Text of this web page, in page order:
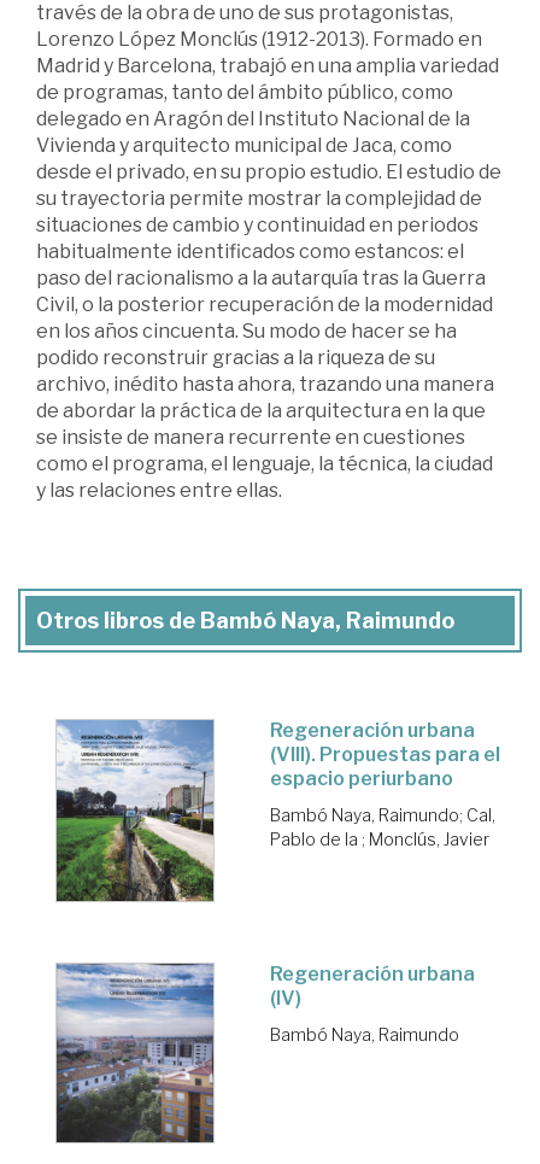
través de la obra de uno de sus protagonistas,
Lorenzo López Monclús (1912-2013). Formado en
Madrid y Barcelona, trabajó en una amplia variedad
de programas, tanto del ámbito público, como
delegado en Aragón del Instituto Nacional de la
Vivienda y arquitecto municipal de Jaca, como
desde el privado, en su propio estudio. El estudio de
su trayectoria permite mostrar la complejidad de
situaciones de cambio y continuidad en periodos
habitualmente identificados como estancos: el
paso del racionalismo a la autarquía tras la Guerra
Civil, o la posterior recuperación de la modernidad
en los años cincuenta. Su modo de hacer se ha
podido reconstruir gracias a la riqueza de su
archivo, inédito hasta ahora, trazando una manera
de abordar la práctica de la arquitectura en la que
se insiste de manera recurrente en cuestiones
como el programa, el lenguaje, la técnica, la ciudad
y las relaciones entre ellas.
Otros libros de Bambó Naya, Raimundo
Regeneración urbana
(VIII). Propuestas para el
espacio periurbano
Bambó Naya, Raimundo; Cal,
Pablo de la ; Monclús, Javier
Regeneración urbana
(IV)
Bambó Naya, Raimundo